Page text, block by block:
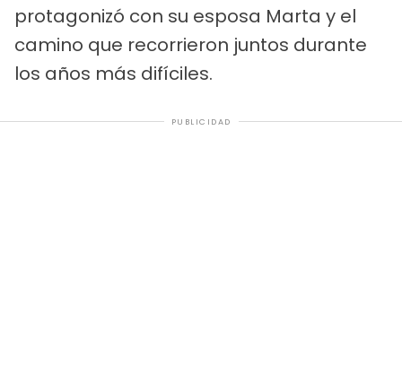
protagonizó con su esposa Marta y el
camino que recorrieron juntos durante
los años más difíciles.
PUBLICIDAD